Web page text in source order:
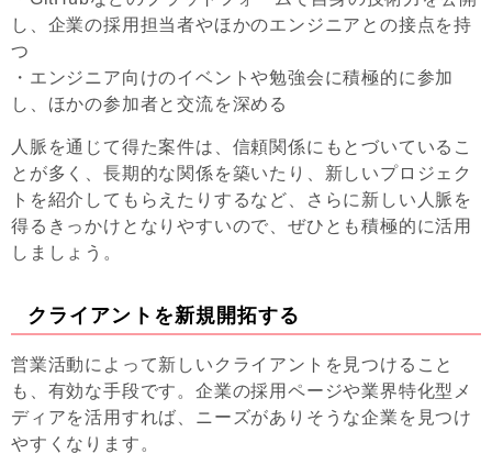
し、企業の採用担当者やほかのエンジニアとの接点を持
つ
・エンジニア向けのイベントや勉強会に積極的に参加
し、ほかの参加者と交流を深める
人脈を通じて得た案件は、信頼関係にもとづいているこ
とが多く、長期的な関係を築いたり、新しいプロジェク
トを紹介してもらえたりするなど、さらに新しい人脈を
得るきっかけとなりやすいので、ぜひとも積極的に活用
しましょう。
クライアントを新規開拓する
営業活動によって新しいクライアントを見つけること
も、有効な手段です。企業の採用ページや業界特化型メ
ディアを活用すれば、ニーズがありそうな企業を見つけ
やすくなります。